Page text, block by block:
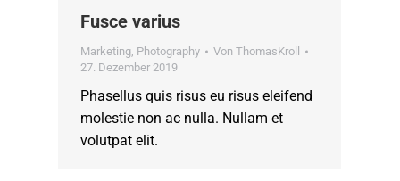
Fusce varius
Marketing, Photography Von ThomasKroll
27. Dezember 2019
Phasellus quis risus eu risus eleifend
molestie non ac nulla. Nullam et
volutpat elit.